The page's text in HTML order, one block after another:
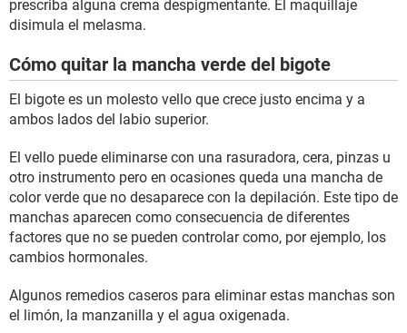
prescriba alguna crema despigmentante. El maquillaje
disimula el melasma.
Cómo quitar la mancha verde del bigote
El bigote es un molesto vello que crece justo encima y a
ambos lados del labio superior.
El vello puede eliminarse con una rasuradora, cera, pinzas u
otro instrumento pero en ocasiones queda una mancha de
color verde que no desaparece con la depilación. Este tipo de
manchas aparecen como consecuencia de diferentes
factores que no se pueden controlar como, por ejemplo, los
cambios hormonales.
Algunos remedios caseros para eliminar estas manchas son
el limón, la manzanilla y el agua oxigenada.